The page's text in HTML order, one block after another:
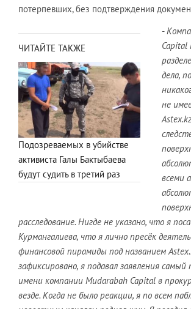
потерпевших, без подтверждения
ЧИТАЙТЕ ТАКЖЕ
Подозреваемых в убийстве
активиста Галы Бактыбаева
будут судить в третий раз
-
дела,
не
всеми
расследование. Нигде не указано, что я
Курмангалиева, что я лично пресёк
финансовой пирамиды под названием
зафиксировано, я подавал заявления
имени компании Mudarabah Capital в
везде. Когда не было реакции, я по всем